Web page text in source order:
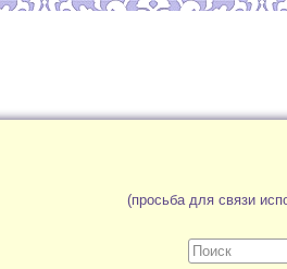
(просьба для связи